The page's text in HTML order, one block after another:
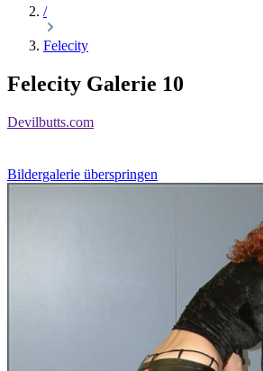
/
Felecity
Felecity Galerie 10
Devilbutts.com
Bildergalerie überspringen